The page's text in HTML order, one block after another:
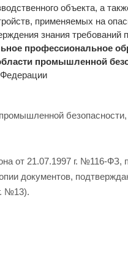
объекта, а
применяемых на
знания
профессиональное
промышленной
от 21.07.1997 г. №116-
документов,
№13).